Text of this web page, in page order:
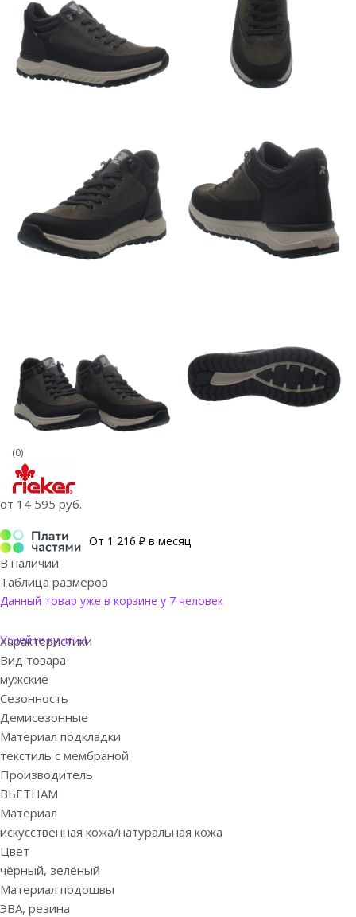
(0)
от 14 595 руб.
От 1 216 ₽ в месяц
В наличии
Таблица размеров
Данный товар уже в корзине у 7 человек
Успейте купить!
Характеристики
Вид товара
мужские
Сезонность
Демисезонные
Материал подкладки
текстиль с мембраной
Производитель
ВЬЕТНАМ
Материал
искусственная кожа/натуральная кожа
Цвет
чёрный, зелёный
Материал подошвы
ЭВА, резина